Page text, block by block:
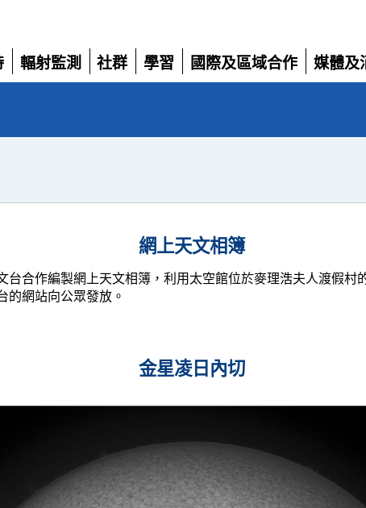
輻射監測
展
社群
展
學習
展
國際及區域合作
展
媒體及
展
網上天文相簿
合作編製網上天文相簿，利用太空館位於麥理浩夫人渡假
的網站向公眾發放。
金星凌日內切